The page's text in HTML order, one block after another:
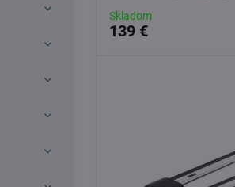
Skladom
139 €